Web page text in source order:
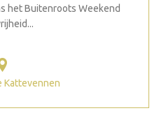
het Buitenroots Weekend
Kattevennen